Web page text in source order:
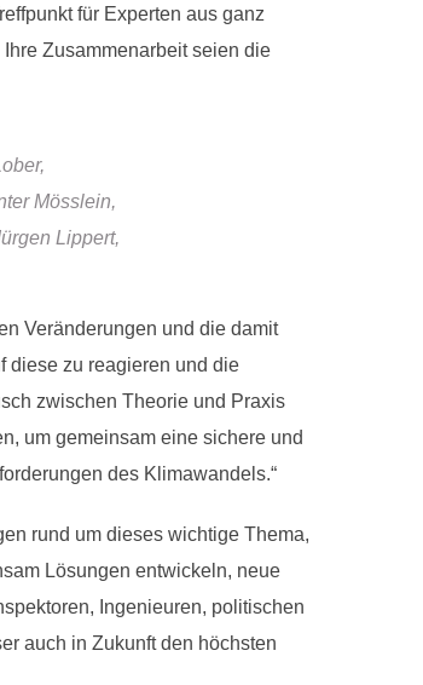
für Experten aus ganz
Zusammenarbeit seien die
Mösslein,
Lippert,
Veränderungen und die damit
diese zu reagieren und die
zwischen Theorie und Praxis
um gemeinsam eine sichere und
des Klimawandels.“
rund um dieses wichtige Thema,
Lösungen entwickeln, neue
Ingenieuren, politischen
auch in Zukunft den höchsten